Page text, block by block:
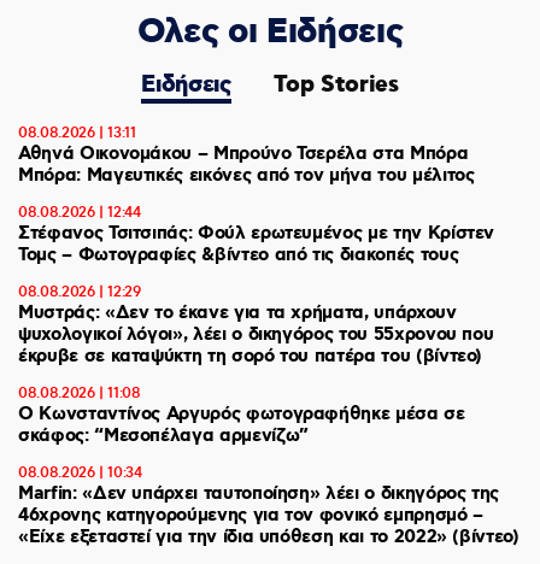
Ολες οι Ειδήσεις
Ειδήσεις Top Stories
08.08.2026 | 13:11
Αθηνά Οικονομάκου – Μπρούνο Τσερέλα στα Μπόρα
Μπόρα: Mαγευτικές εικόνες από τον μήνα του μέλιτος
08.08.2026 | 12:44
Στέφανος Τσιτσιπάς: Φούλ ερωτευμένος με την Κρίστεν
Τομς – Φωτογραφίες &βίντεο από τις διακοπές τους
08.08.2026 | 12:29
Μυστράς: «Δεν το έκανε για τα χρήματα, υπάρχουν
ψυχολογικοί λόγοι», λέει ο δικηγόρος του 55χρονου που
έκρυβε σε καταψύκτη τη σορό του πατέρα του (βίντεο)
08.08.2026 | 11:08
Ο Κωνσταντίνος Αργυρός φωτογραφήθηκε μέσα σε
σκάφος: “Μεσοπέλαγα αρμενίζω”
08.08.2026 | 10:34
Marfin: «Δεν υπάρχει ταυτοποίηση» λέει ο δικηγόρος της
46χρονης κατηγορούμενης για τον φονικό εμπρησμό –
«Είχε εξεταστεί για την ίδια υπόθεση και το 2022» (βίντεο)